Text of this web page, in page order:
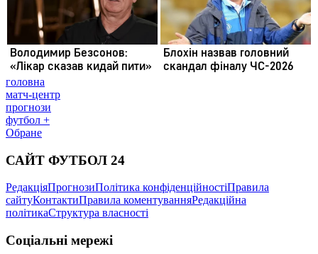
головна
матч-центр
прогнози
футбол +
Обране
САЙТ ФУТБОЛ 24
РедакціяПрогнозиПолітика конфіденційностіПравила
сайтуКонтактиПравила коментуванняРедакційна
політикаСтруктура власності
Соціальні мережі